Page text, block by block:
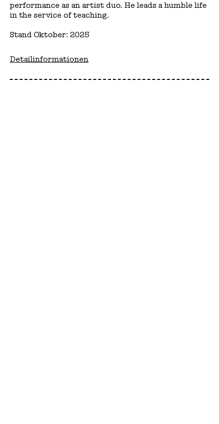
performance as an artist duo. He leads a humble life
in the service of teaching.
Stand Oktober: 2025
Detailinformationen